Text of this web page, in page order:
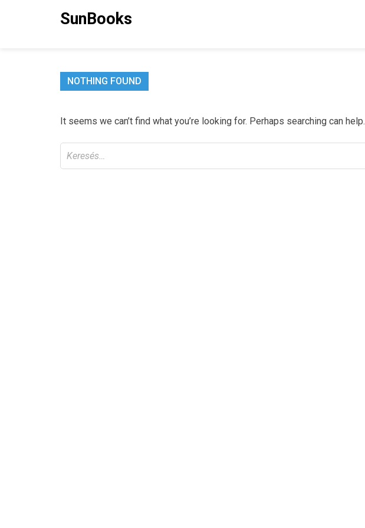
SunBooks
NOTHING FOUND
It seems we can’t find what you’re looking for. Perhaps searching can help.